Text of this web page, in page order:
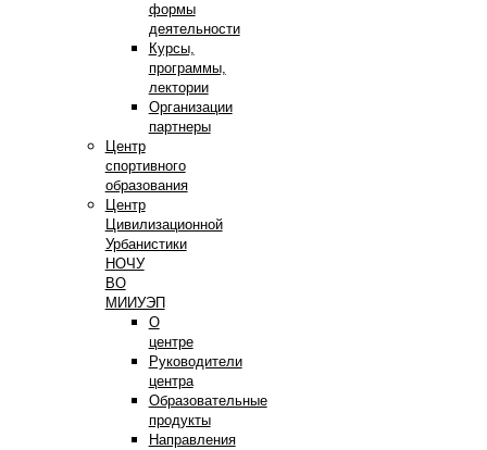
формы
деятельности
Курсы,
программы,
лектории
Организации
партнеры
Центр
спортивного
образования
Центр
Цивилизационной
Урбанистики
НОЧУ
ВО
МИИУЭП
О
центре
Руководители
центра
Образовательные
продукты
Направления